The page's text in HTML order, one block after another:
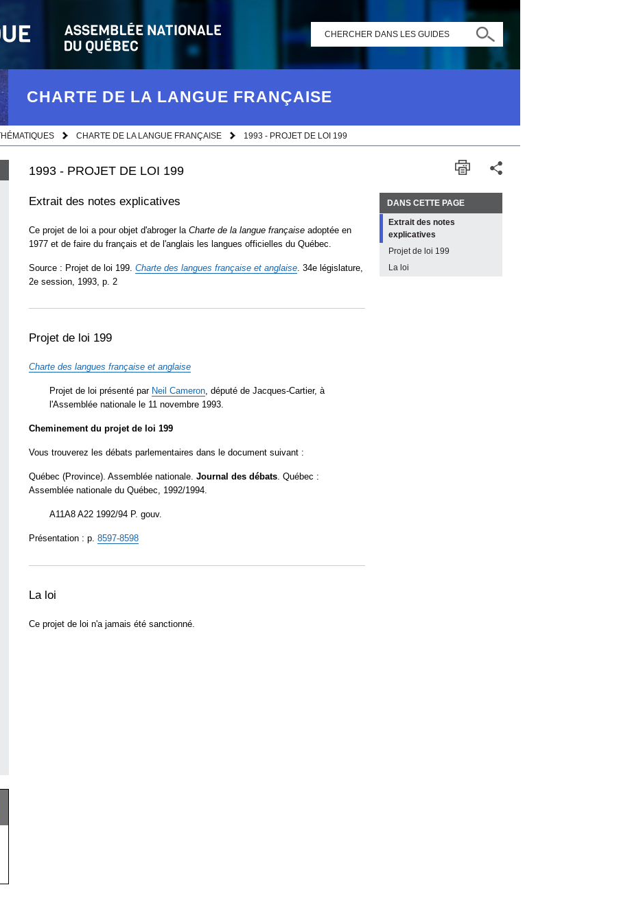
CHERCHER DANS LES GUIDES
CHARTE DE LA LANGUE FRANÇAISE
CHARTE DE LA LANGUE FRANÇAISE 1993 - PROJET DE LOI 199
1993 - PROJET DE LOI 199
Extrait des notes explicatives
Ce projet de loi a pour objet d'abroger la Charte de la langue françaiseadoptée en
1977 et de faire du français et de l'anglais les langues officielles du Québec.
Source : Projet de loi 199. Charte des langues française et anglaise. 34e législature,
2e session, 1993, p. 2
Projet de loi 199
Charte des langues française et anglaise
Projet de loi présenté par Neil Cameron, député de Jacques-Cartier, à
l'Assemblée nationale le 11 novembre 1993.
Cheminement du projet de loi 199
Vous trouverez les débats parlementaires dans le document suivant :
Québec (Province). Assemblée nationale. Journal des débats. Québec :
Assemblée nationale du Québec, 1992/1994.
A11A8 A22 1992/94 P. gouv.
Présentation : p. 8597-8598
La loi
Ce projet de loi n'a jamais été sanctionné.
DANS CETTE PAGE
Extrait des notes
explicatives
Projet de loi 199
La loi